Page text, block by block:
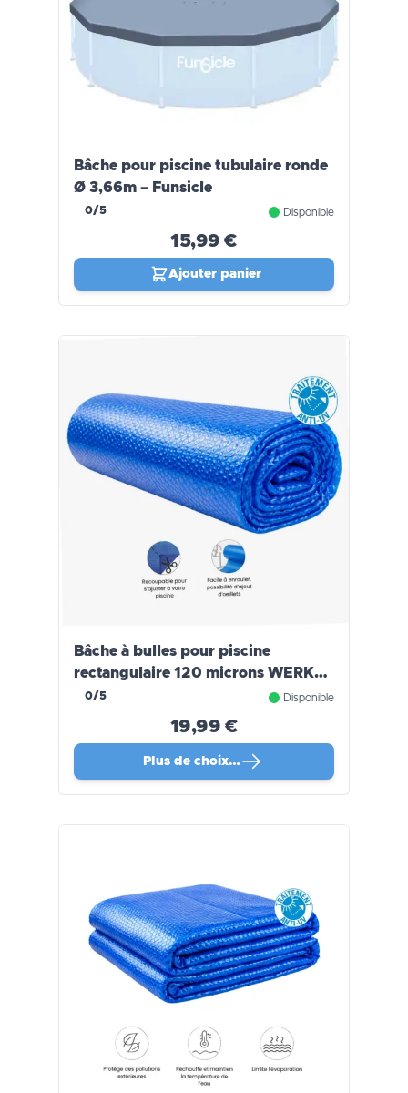
Bâche pour piscine tubulaire ronde
Ø 3,66m – Funsicle
0/5 Disponible
15,99 €
Ajouter panier
Bâche à bulles pour piscine
rectangulaire 120 microns WERKA
PRO
0/5 Disponible
19,99 €
Plus de choix…